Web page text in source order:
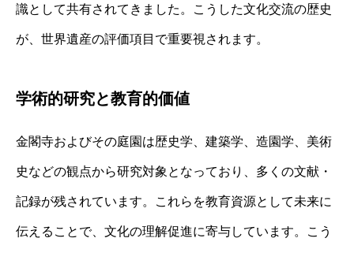
識として共有されてきました。こうした文化交流の歴史
が、世界遺産の評価項目で重要視されます。
学術的研究と教育的価値
金閣寺およびその庭園は歴史学、建築学、造園学、美術
史などの観点から研究対象となっており、多くの文献・
記録が残されています。これらを教育資源として未来に
伝えることで、文化の理解促進に寄与しています。こう